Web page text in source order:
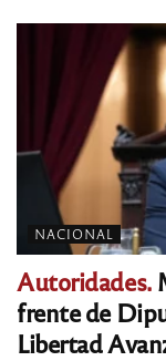
NACIONAL
Autoridades.
frente de
Libertad